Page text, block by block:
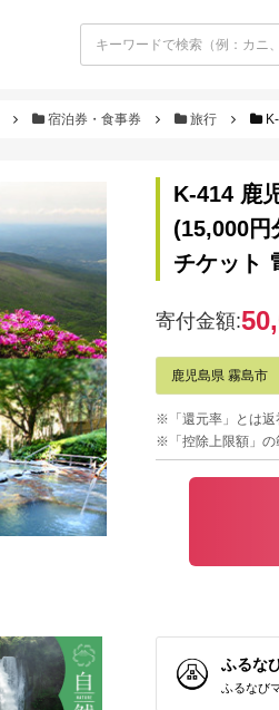
宿泊券・食事券 旅行 K-
K-414 鹿
(15,000円
チケット
寄付金額:
鹿児島県 霧島市
※「還元率」とは返
※「控除上限額」の
ふるな
ふるなび